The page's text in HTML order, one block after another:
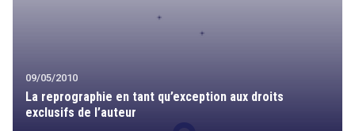
09/05/2010
La reprographie en tant qu’exception aux droits
exclusifs de l’auteur